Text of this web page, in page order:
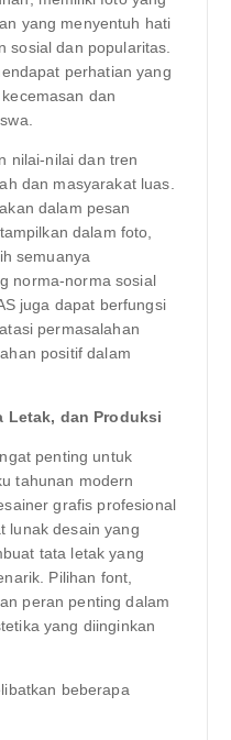
yang menyentuh hati
sosial dan popularitas.
perhatian yang
dan
nilai-nilai dan tren
dan masyarakat luas.
dalam pesan
dalam foto,
semuanya
norma-norma sosial
juga dapat berfungsi
permasalahan
positif dalam
Letak, dan Produksi
penting untuk
tahunan modern
grafis profesional
lunak desain yang
tata letak yang
Pilihan font,
peran penting dalam
yang diinginkan
beberapa